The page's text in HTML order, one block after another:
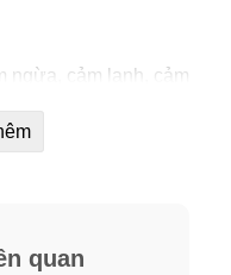
ngừa, cảm lạnh, cảm
quan